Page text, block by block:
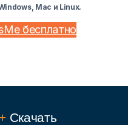
Mac и Linux.
бесплатно
Скачать